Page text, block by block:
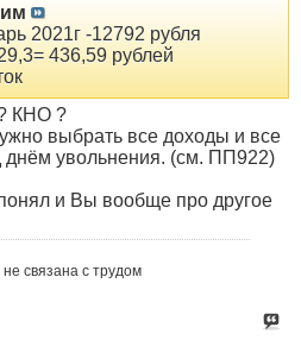
2021г -12792 рубля
436,59 рублей
КНО ?
выбрать все доходы и все
днём увольнения. (см. ПП922)
и Вы вообще про другое
связана с трудом